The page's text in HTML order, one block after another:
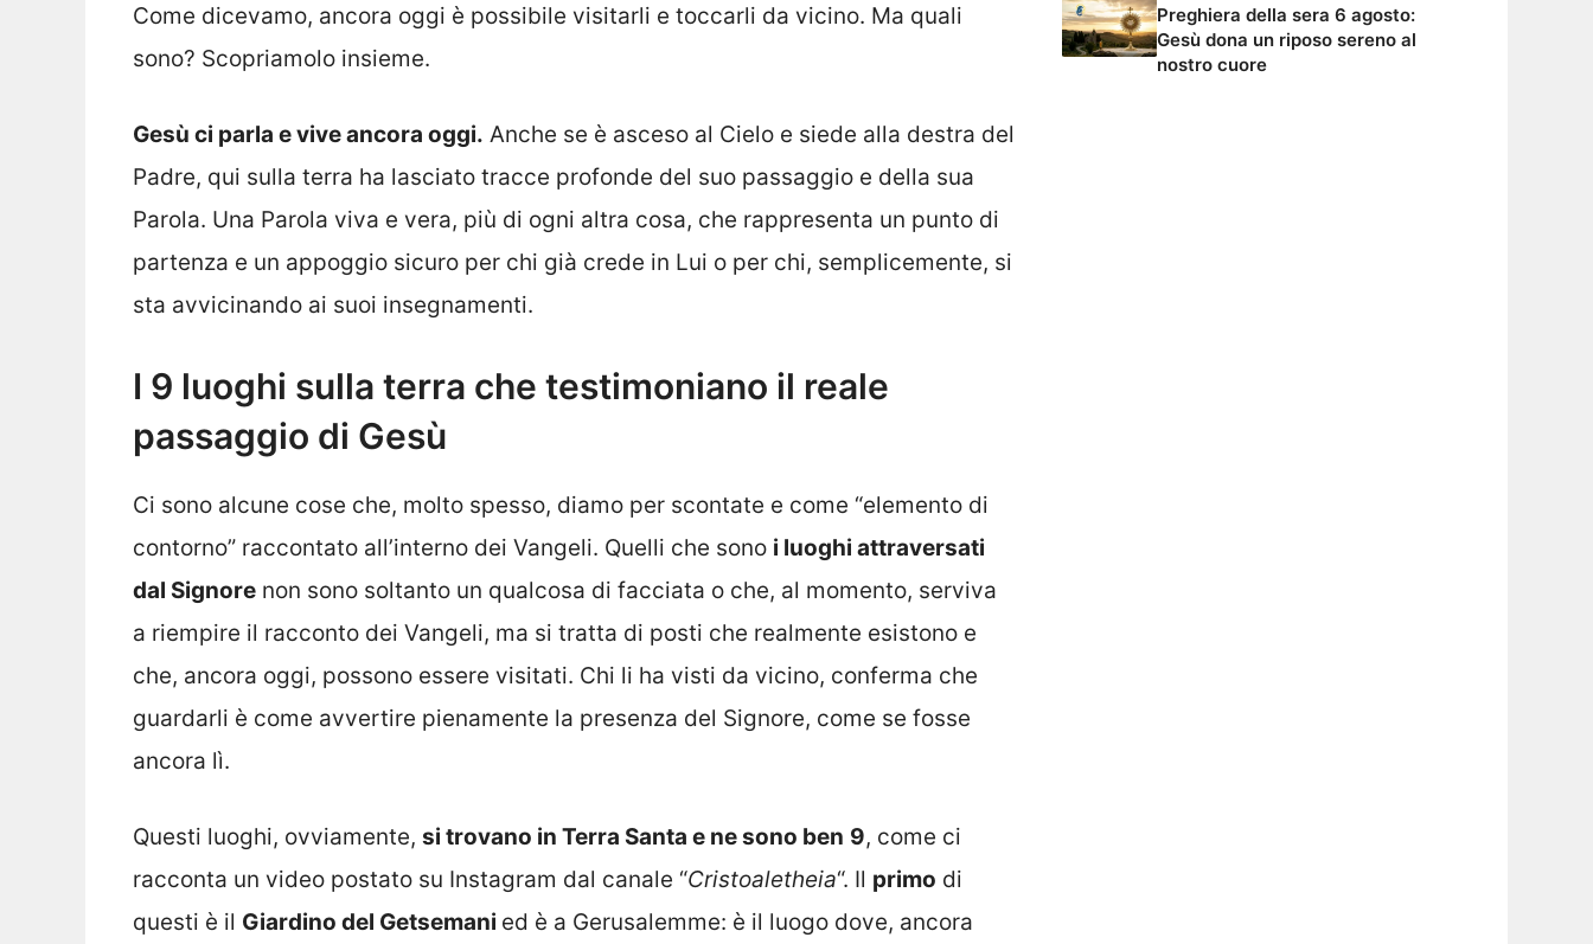
Come dicevamo, ancora oggi è possibile visitarli e toccarli da vicino. Ma quali
sono? Scopriamolo insieme.
Gesù ci parla e vive ancora oggi. Anche se è asceso al Cielo e siede alla destra del
Padre, qui sulla terra ha lasciato tracce profonde del suo passaggio e della sua
Parola. Una Parola viva e vera, più di ogni altra cosa, che rappresenta un punto di
partenza e un appoggio sicuro per chi già crede in Lui o per chi, semplicemente, si
sta avvicinando ai suoi insegnamenti.
I 9 luoghi sulla terra che testimoniano il reale
passaggio di Gesù
Ci sono alcune cose che, molto spesso, diamo per scontate e come “elemento di
contorno” raccontato all’interno dei Vangeli. Quelli che sono i luoghi attraversati
dal Signore non sono soltanto un qualcosa di facciata o che, al momento, serviva
a riempire il racconto dei Vangeli, ma si tratta di posti che realmente esistono e
che, ancora oggi, possono essere visitati. Chi li ha visti da vicino, conferma che
guardarli è come avvertire pienamente la presenza del Signore, come se fosse
ancora lì.
Questi luoghi, ovviamente, si trovano in Terra Santa e ne sono ben 9, come ci
racconta un video postato su Instagram dal canale “Cristoaletheia“. Il primo di
questi è il Giardino del Getsemani ed è a Gerusalemme: è il luogo dove, ancora
Preghiera della sera 6 agosto:
Gesù dona un riposo sereno al
nostro cuore